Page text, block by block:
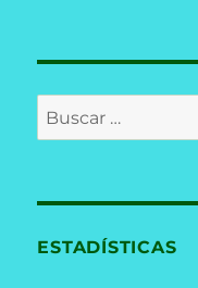
Buscar
por:
ESTADÍSTICAS